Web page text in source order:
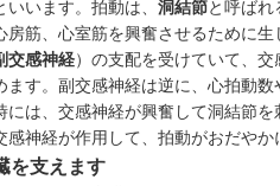
いいます。拍動は、 洞結節と呼ば
筋、心室筋を興奮させるために生
交感神経）の支配を受けていて、
す。副交感神経は逆に、心拍動数
は、交感神経が興奮して洞結節
神経が作用して、拍動がおだやか
を支えます